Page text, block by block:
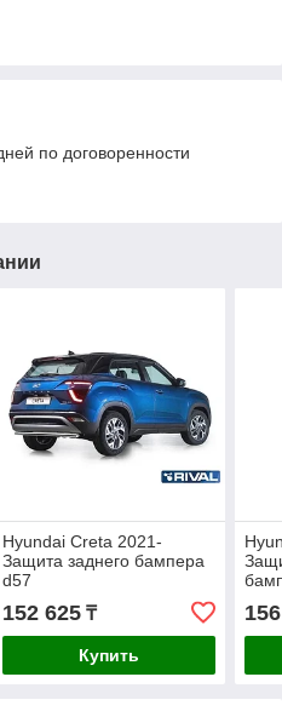
по договоренности
Hyundai Creta 2021-
Защита заднего бампера
d57
152 625₸
Купить